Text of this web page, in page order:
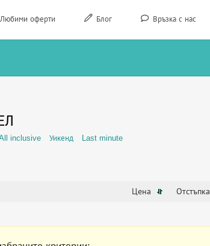
Любими оферти Блог Връзка с нас
inclusive Уикенд Last minute
Цена Отстъпка